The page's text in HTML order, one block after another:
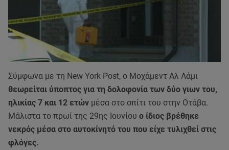
Σύμφωνα με τη New York Post, ο Μοχάμεντ Αλ Λάμι
θεωρείται ύποπτος για τη δολοφονία των δύο γιων του,
ηλικίας 7 και 12 ετών μέσα στο σπίτι του στην Οτάβα.
Μάλιστα το πρωί της 29ης Ιουνίου ο ίδιος βρέθηκε
νεκρός μέσα στο αυτοκίνητό του που είχε τυλιχθεί στις
φλόγες.